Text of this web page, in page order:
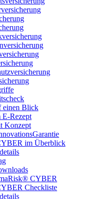
einen Blick
Rezept
Konzept
im Überblick
CYBER
Checkliste